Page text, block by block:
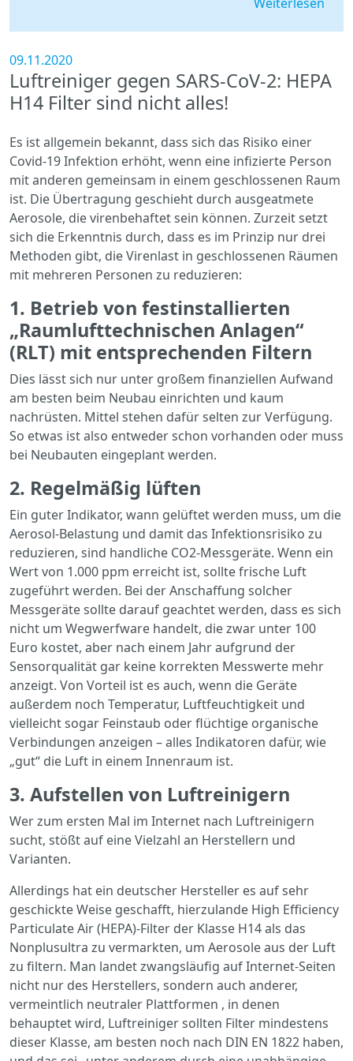
Weiterlesen
09.11.2020
Luftreiniger gegen SARS-CoV-2: HEPA
H14 Filter sind nicht alles!
Es ist allgemein bekannt, dass sich das Risiko einer
Covid-19 Infektion erhöht, wenn eine infizierte Person
mit anderen gemeinsam in einem geschlossenen Raum
ist. Die Übertragung geschieht durch ausgeatmete
Aerosole, die virenbehaftet sein können. Zurzeit setzt
sich die Erkenntnis durch, dass es im Prinzip nur drei
Methoden gibt, die Virenlast in geschlossenen Räumen
mit mehreren Personen zu reduzieren:
1. Betrieb von festinstallierten
„Raumlufttechnischen Anlagen“
(RLT) mit entsprechenden Filtern
Dies lässt sich nur unter großem finanziellen Aufwand
am besten beim Neubau einrichten und kaum
nachrüsten. Mittel stehen dafür selten zur Verfügung.
So etwas ist also entweder schon vorhanden oder muss
bei Neubauten eingeplant werden.
2. Regelmäßig lüften
Ein guter Indikator, wann gelüftet werden muss, um die
Aerosol-Belastung und damit das Infektionsrisiko zu
reduzieren, sind handliche CO2-Messgeräte. Wenn ein
Wert von 1.000 ppm erreicht ist, sollte frische Luft
zugeführt werden. Bei der Anschaffung solcher
Messgeräte sollte darauf geachtet werden, dass es sich
nicht um Wegwerfware handelt, die zwar unter 100
Euro kostet, aber nach einem Jahr aufgrund der
Sensorqualität gar keine korrekten Messwerte mehr
anzeigt. Von Vorteil ist es auch, wenn die Geräte
außerdem noch Temperatur, Luftfeuchtigkeit und
vielleicht sogar Feinstaub oder flüchtige organische
Verbindungen anzeigen – alles Indikatoren dafür, wie
„gut“ die Luft in einem Innenraum ist.
3. Aufstellen von Luftreinigern
Wer zum ersten Mal im Internet nach Luftreinigern
sucht, stößt auf eine Vielzahl an Herstellern und
Varianten.
Allerdings hat ein deutscher Hersteller es auf sehr
geschickte Weise geschafft, hierzulande High Efficiency
Particulate Air (HEPA)-Filter der Klasse H14 als das
Nonplusultra zu vermarkten, um Aerosole aus der Luft
zu filtern. Man landet zwangsläufig auf Internet-Seiten
nicht nur des Herstellers, sondern auch anderer,
vermeintlich neutraler Plattformen , in denen
behauptet wird, Luftreiniger sollten Filter mindestens
dieser Klasse, am besten noch nach DIN EN 1822 haben,